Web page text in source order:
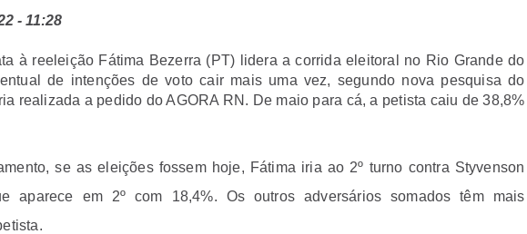
- 11:28
à reeleição Fátima Bezerra (PT) lidera a corrida eleitoral no Rio Grande do
de intenções de voto cair mais uma vez, segundo nova pesquisa do
realizada a pedido do AGORA RN. De maio para cá, a petista caiu de 38,8%
se as eleições fossem hoje, Fátima iria ao 2º turno contra Styvenson
aparece em 2º com 18,4%. Os outros adversários somados têm mais